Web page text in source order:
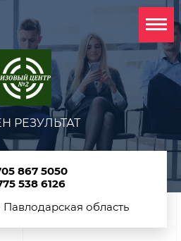
РЕЗУЛЬТАТ
867 5050
538 6126
область